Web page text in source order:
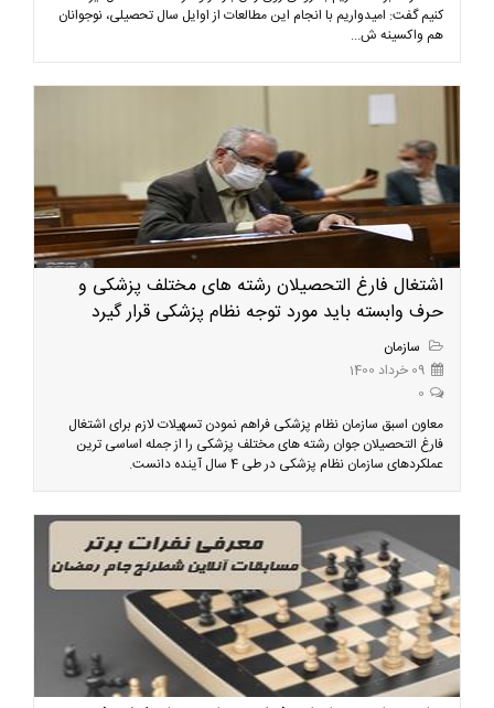
کنیم گفت: امیدواریم با انجام این مطالعات از اوایل سال تحصیلی، نوجوانان
هم واکسینه ش...
اشتغال فارغ التحصیلان رشته های مختلف پزشکی و
حرف وابسته باید مورد توجه نظام پزشکی قرار گیرد
سازمان
09 خرداد 1400
0
معاون اسبق سازمان نظام پزشکی فراهم نمودن تسهیلات لازم برای اشتغال
فارغ التحصیلان جوان رشته های مختلف پزشکی را از جمله اساسی ترین
عملکردهای سازمان نظام پزشکی در طی 4 سال آینده دانست.